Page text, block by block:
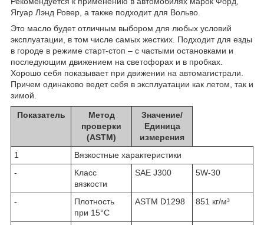
Ягуар Лэнд Ровер, а также подходит для Вольво.
Это масло будет отличным выбором для любых условий
эксплуатации, в том числе самых жестких. Подходит для езды
в городе в режиме старт-стоп – с частыми остановками и
последующим движением на светофорах и в пробках.
Хорошо себя показывает при движении на автомагистрали.
Причем одинаково ведет себя в эксплуатации как летом, так и
зимой.
Показатель
Метод
проверки
(ASTM)
Значение/
Единица
измерения
1
Вязкостные характеристики
-
Класс
вязкости
SAE J300 5W-30
-
Плотность
при 15°C
ASTM D1298 851 кг/м³